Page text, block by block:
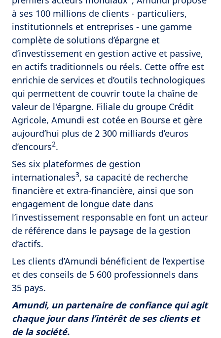
à ses 100 millions de clients - particuliers,
institutionnels et entreprises - une gamme
complète de solutions d’épargne et
d’investissement en gestion active et passive,
en actifs traditionnels ou réels. Cette offre est
enrichie de services et d’outils technologiques
qui permettent de couvrir toute la chaîne de
valeur de l'épargne. Filiale du groupe Crédit
Agricole, Amundi est cotée en Bourse et gère
aujourd’hui plus de 2 300 milliards d’euros
d’encours2.
Ses six plateformes de gestion
internationales3, sa capacité de recherche
financière et extra-financière, ainsi que son
engagement de longue date dans
l’investissement responsable en font un acteur
de référence dans le paysage de la gestion
d’actifs.
Les clients d’Amundi bénéficient de l’expertise
et des conseils de 5 600 professionnels dans
35 pays.
Amundi, un partenaire de confiance qui agit
chaque jour dans l’intérêt de ses clients et
de la société.